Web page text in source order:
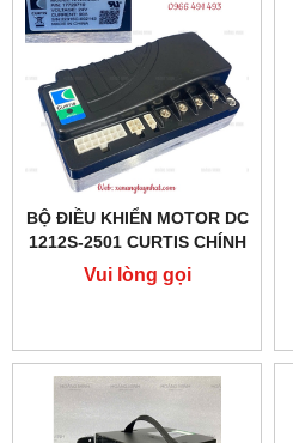
BỘ ĐIỀU KHIỂN MOTOR DC
1212S-2501 CURTIS CHÍNH
HÃNG
Vui lòng gọi